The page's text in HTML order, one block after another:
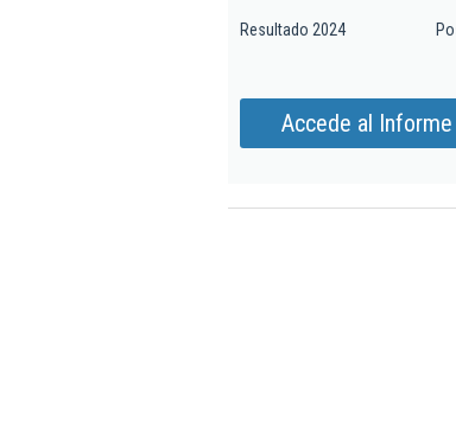
Resultado 2024
Accede al